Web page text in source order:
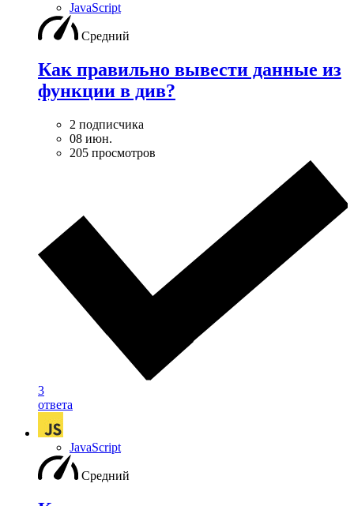
JavaScript
Средний
Как правильно вывести данные из
функции в див?
2 подписчика
08 июн.
205 просмотров
3
ответа
JavaScript
Средний